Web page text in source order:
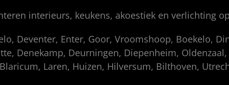
interieurs, keukens, akoestiek en verlichting
Deventer, Enter, Goor, Vroomshoop, Boekelo,
Denekamp, Deurningen, Diepenheim,
Laren, Huizen, Hilversum, Bilthoven,